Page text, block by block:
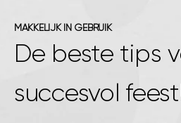
MAKKELIJK IN GEBRUIK
De beste tips
succesvol